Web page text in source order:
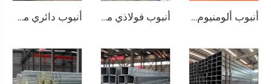
أنبوب ألومنيوم دائري وفق معايير JIS وASTM، أنبوب غير ملحوم أنبوب فولاذي من الألومنيوم، أنابيب مربعة غير ملحومة أنبوب دائري من الصلب الكربوني، أنبوب أسود مدرفل على الساخن، ASTM AISI